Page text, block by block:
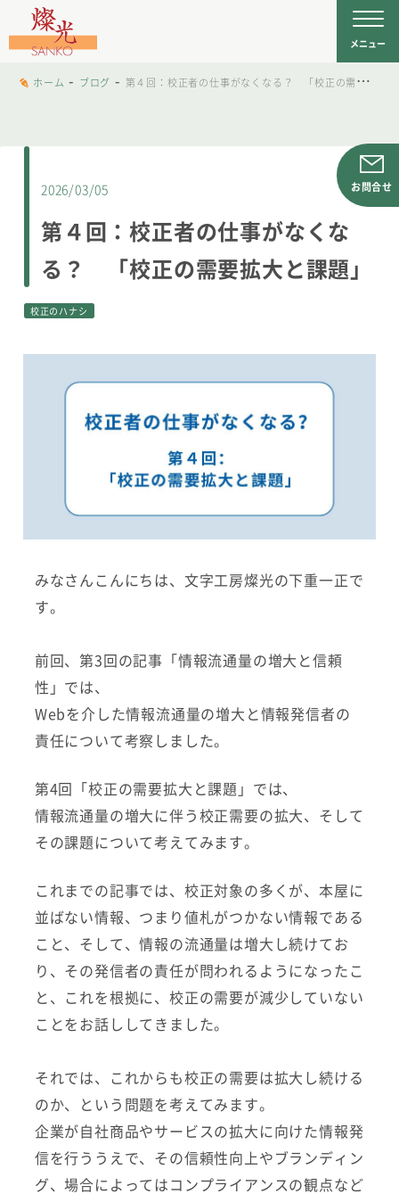
文字工房燦光 メニュー
ホーム - ブログ - 第４回：校正者の仕事がなくなる？ 「校正の需要拡大と課題」
2026/03/05
第４回：校正者の仕事がなくな
る？ 「校正の需要拡大と課題」
校正のハナシ
みなさんこんにちは、文字工房燦光の下重一正で
す。
前回、第3回の記事「情報流通量の増大と信頼
性」では、
Webを介した情報流通量の増大と情報発信者の
責任について考察しました。
第4回「校正の需要拡大と課題」では、
情報流通量の増大に伴う校正需要の拡大、そして
その課題について考えてみます。
これまでの記事では、校正対象の多くが、本屋に
並ばない情報、つまり値札がつかない情報である
こと、そして、情報の流通量は増大し続けてお
り、その発信者の責任が問われるようになったこ
と、これを根拠に、校正の需要が減少していない
ことをお話ししてきました。
それでは、これからも校正の需要は拡大し続ける
のか、という問題を考えてみます。
企業が自社商品やサービスの拡大に向けた情報発
信を行ううえで、その信頼性向上やブランディン
グ、場合によってはコンプライアンスの観点など